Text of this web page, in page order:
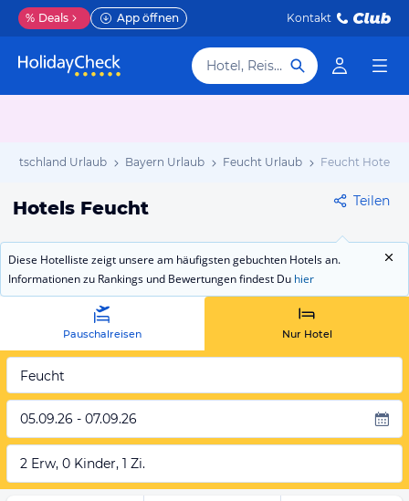
% Deals App öffnen Kontakt
Hotel, Reiseziel
Urlaub Bayern Urlaub Feucht Urlaub Feucht Hotels
Hotels Feucht Teilen
Diese Hotelliste zeigt unsere am häufigsten gebuchten Hotels an.
Informationen zu Rankings und Bewertungen findest Du hier
Pauschalreisen Nur Hotel
Feucht
05.09.26 - 07.09.26
2 Erw, 0 Kinder, 1 Zi.